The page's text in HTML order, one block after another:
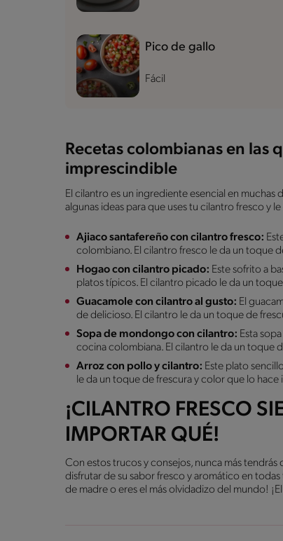
Fácil
Pico de gallo
Recetas colombianas en las
imprescindible
El cilantro es un ingrediente esencial en
algunas ideas para que uses tu cilantro fresco y
Ajiaco santafereño con cilantro fresco:
colombiano. El cilantro fresco le da un toque
Hogao con cilantro picado: Este sofrito a
platos típicos. El cilantro picado le da un
Guacamole con cilantro al gusto: El
de delicioso. El cilantro le da un toque de
Sopa de mondongo con cilantro: Esta
cocina colombiana. El cilantro le da un toque
Arroz con pollo y cilantro: Este plato
le da un toque de frescura y color que lo hace
¡CILANTRO FRESCO
IMPORTAR QUÉ!
Con estos trucos y consejos, nunca más
disfrutar de su sabor fresco y aromático en
de madre o eres el más olvidadizo del mundo!